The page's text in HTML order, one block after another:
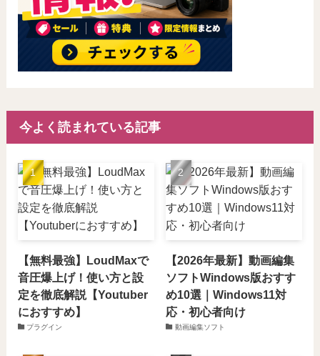
今よく読まれている記事
【無料最強】LoudMaxで
音圧爆上げ！使い方と設
定を徹底解説【Youtuber
におすすめ】
プラグイン
【2026年最新】動画編集
ソフトWindows版おすす
め10選｜Windows11対
応・初心者向け
動画編集ソフト